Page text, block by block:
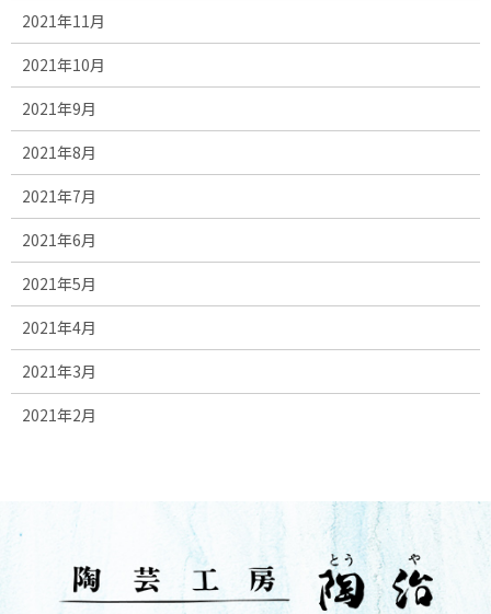
2021年11月
2021年10月
2021年9月
2021年8月
2021年7月
2021年6月
2021年5月
2021年4月
2021年3月
2021年2月